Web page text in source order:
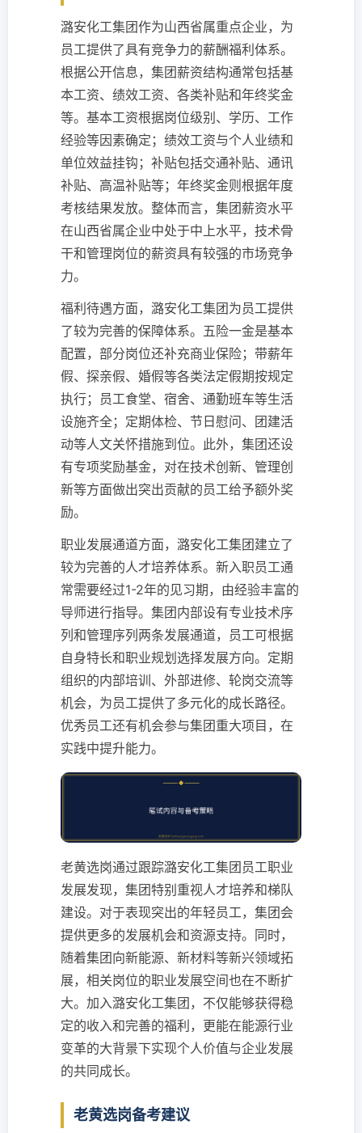
潞安化工集团作为山西省属重点企业，为
员工提供了具有竞争力的薪酬福利体系。
根据公开信息，集团薪资结构通常包括基
本工资、绩效工资、各类补贴和年终奖金
等。基本工资根据岗位级别、学历、工作
经验等因素确定；绩效工资与个人业绩和
单位效益挂钩；补贴包括交通补贴、通讯
补贴、高温补贴等；年终奖金则根据年度
考核结果发放。整体而言，集团薪资水平
在山西省属企业中处于中上水平，技术骨
干和管理岗位的薪资具有较强的市场竞争
力。
福利待遇方面，潞安化工集团为员工提供
了较为完善的保障体系。五险一金是基本
配置，部分岗位还补充商业保险；带薪年
假、探亲假、婚假等各类法定假期按规定
执行；员工食堂、宿舍、通勤班车等生活
设施齐全；定期体检、节日慰问、团建活
动等人文关怀措施到位。此外，集团还设
有专项奖励基金，对在技术创新、管理创
新等方面做出突出贡献的员工给予额外奖
励。
职业发展通道方面，潞安化工集团建立了
较为完善的人才培养体系。新入职员工通
常需要经过1-2年的见习期，由经验丰富的
导师进行指导。集团内部设有专业技术序
列和管理序列两条发展通道，员工可根据
自身特长和职业规划选择发展方向。定期
组织的内部培训、外部进修、轮岗交流等
机会，为员工提供了多元化的成长路径。
优秀员工还有机会参与集团重大项目，在
实践中提升能力。
老黄选岗通过跟踪潞安化工集团员工职业
发展发现，集团特别重视人才培养和梯队
建设。对于表现突出的年轻员工，集团会
提供更多的发展机会和资源支持。同时，
随着集团向新能源、新材料等新兴领域拓
展，相关岗位的职业发展空间也在不断扩
大。加入潞安化工集团，不仅能够获得稳
定的收入和完善的福利，更能在能源行业
变革的大背景下实现个人价值与企业发展
的共同成长。
老黄选岗备考建议